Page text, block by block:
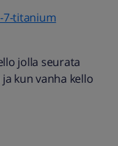
titanium
jolla seurata
kun vanha kello